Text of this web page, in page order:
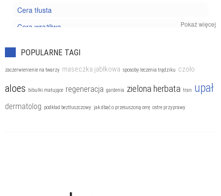
Cera tłusta
Cera wrażliwa
Pokaż więcej
POPULARNE TAGI
zaczerwienienie na twarzy maseczka jabłkowa sposoby leczenia trądziku czoło
aloes bibułki matujące regeneracja gardenia zielona herbata tran upał
dermatolog podkład beztłuszczowy jak dbać o przesuszoną cerę ostre przyprawy